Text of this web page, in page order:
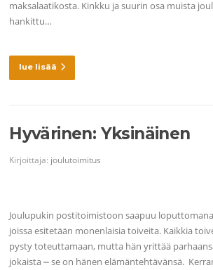
maksalaatikosta. Kinkku ja suurin osa muista
hankittu…
lue lisää
Hyvärinen: Yksinäinen
Kirjoittaja: joulutoimitus
Joulupukin postitoimistoon saapuu
joissa esitetään monenlaisia toiveita. Kaikkia
pysty toteuttamaan, mutta hän yrittää
jokaista ⎼ se on hänen elämäntehtävänsä.